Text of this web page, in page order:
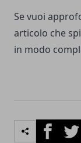
Se vuoi
articolo che
in modo
Facebook